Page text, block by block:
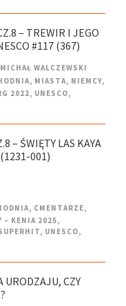
– TREWIR I JEGO
#117 (367)
MICHAŁ WALCZEWSKI
, MIASTA, NIEMCY,
2022, UNESCO,
– ŚWIĘTY LAS KAYA
001)
, CMENTARZE,
– KENIA 2025,
, UNESCO,
URODZAJU, CZY